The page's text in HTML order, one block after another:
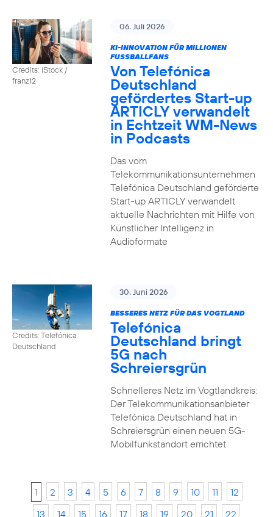
Credits: iStock /
franz12
06. Juli 2026
KI-INNOVATION FÜR MILLIONEN
FUSSBALLFANS
Von Telefónica
Deutschland
gefördertes Start-up
ARTICLY verwandelt
in Echtzeit WM-News
in Podcasts
Das vom
Telekommunikationsunternehmen
Telefónica Deutschland geförderte
Start-up ARTICLY verwandelt
aktuelle Nachrichten mit Hilfe von
Künstlicher Intelligenz in
Audioformate
Credits: Telefónica
Deutschland
30. Juni 2026
BESSERES NETZ FÜR DAS VOGTLAND
Telefónica
Deutschland bringt
5G nach
Schreiersgrün
Schnelleres Netz im Vogtlandkreis:
Der Telekommunikationsanbieter
Telefónica Deutschland hat in
Schreiersgrün einen neuen 5G-
Mobilfunkstandort errichtet
1 2 3 4 5 6 7 8 9 10 11
12
13
14 15 16 17 18 19 20 21 22